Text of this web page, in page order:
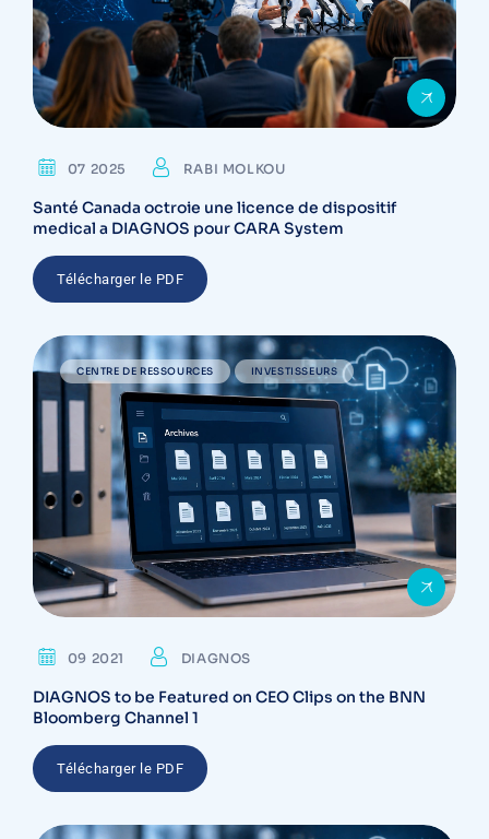
07 2025 RABI MOLKOU
Santé Canada octroie une licence de dispositif
medical a DIAGNOS pour CARA System
Télécharger le PDF
CENTRE DE RESSOURCES INVESTISSEURS
09 2021 DIAGNOS
DIAGNOS to be Featured on CEO Clips on the BNN
Bloomberg Channel 1
Télécharger le PDF